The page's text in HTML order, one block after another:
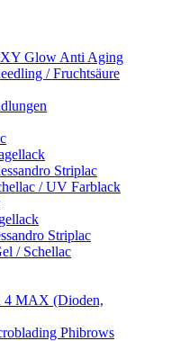
Glow Anti Aging
/ Fruchtsäure
Striplac
/ UV Farblack
Striplac
/ Schellac
4 MAX (Dioden,
Phibrows